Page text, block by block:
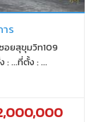
ร
อยสุขุมวิท109
: ...ที่ตั้ง : ...